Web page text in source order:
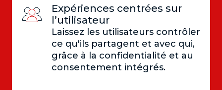
Expériences centrées sur
l’utilisateur
Laissez les utilisateurs contrôler
ce qu'ils partagent et avec qui,
grâce à la confidentialité et au
consentement intégrés.